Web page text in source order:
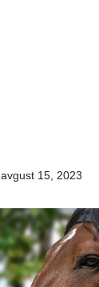
avgust 15, 2023